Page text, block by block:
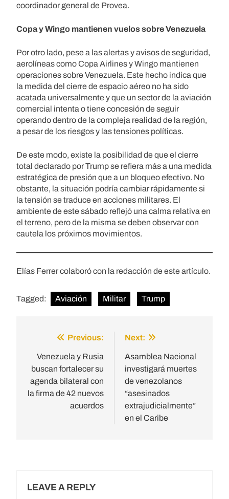
coordinador general de Provea.
Copa y Wingo mantienen vuelos sobre Venezuela
Por otro lado, pese a las alertas y avisos de seguridad,
aerolíneas como Copa Airlines y Wingo mantienen
operaciones sobre Venezuela. Este hecho indica que
la medida del cierre de espacio aéreo no ha sido
acatada universalmente y que un sector de la aviación
comercial intenta o tiene concesión de seguir
operando dentro de la compleja realidad de la región,
a pesar de los riesgos y las tensiones políticas.
De este modo, existe la posibilidad de que el cierre
total declarado por Trump se refiera más a una medida
estratégica de presión que a un bloqueo efectivo. No
obstante, la situación podría cambiar rápidamente si
la tensión se traduce en acciones militares. El
ambiente de este sábado reflejó una calma relativa en
el terreno, pero de la misma se deben observar con
cautela los próximos movimientos.
Elías Ferrer colaboró con la redacción de este artículo.
Tagged: Aviación Militar Trump
navigation
Previous:
Venezuela y Rusia
buscan fortalecer su
agenda bilateral con
la firma de 42 nuevos
acuerdos
Next:
Asamblea Nacional
investigará muertes
de venezolanos
“asesinados
extrajudicialmente”
en el Caribe
LEAVE A REPLY